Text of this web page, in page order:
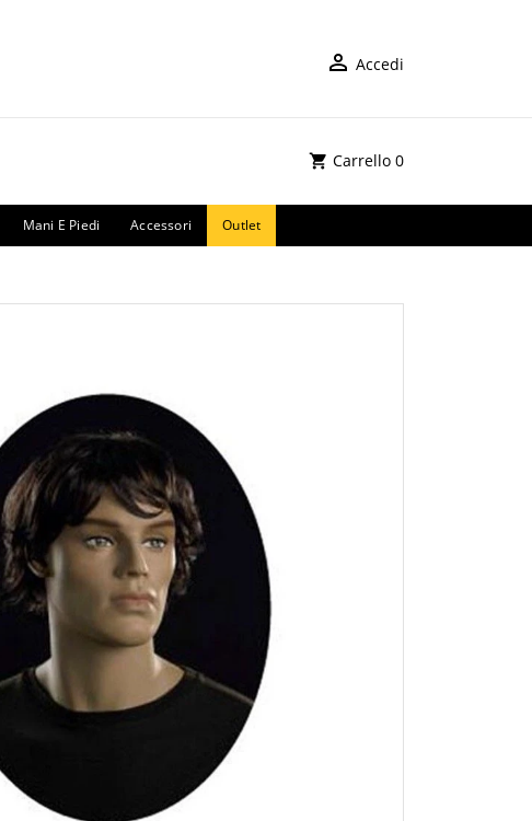
Accedi
Carrello 0
Mani E Piedi Accessori Outlet